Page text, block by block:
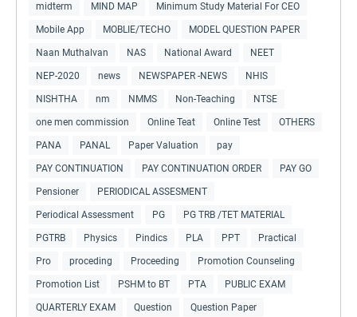
midterm MIND MAP Minimum Study Material For CEO
Mobile App MOBLIE/TECHO MODEL QUESTION PAPER
Naan Muthalvan NAS National Award NEET
NEP-2020 news NEWSPAPER -NEWS NHIS
NISHTHA nm NMMS Non-Teaching NTSE
one men commission Online Teat Online Test OTHERS
PANA PANAL Paper Valuation pay
PAY CONTINUATION PAY CONTINUATION ORDER PAY GO
Pensioner PERIODICAL ASSESMENT
Periodical Assessment PG PG TRB /TET MATERIAL
PGTRB Physics Pindics PLA PPT Practical
Pro proceding Proceeding Promotion Counseling
Promotion List PSHM to BT PTA PUBLIC EXAM
QUARTERLY EXAM Question Question Paper